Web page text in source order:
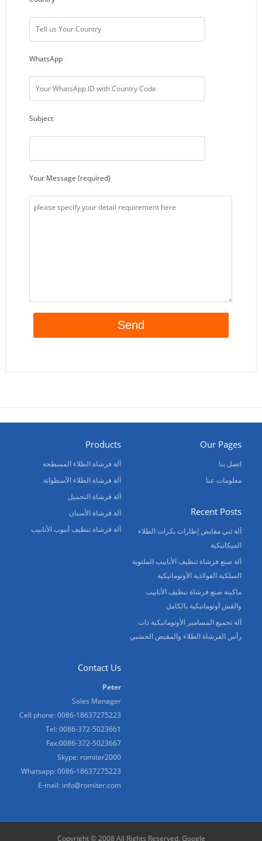
WhatsApp
Subject
Your Message (required)
Products
آلة فرشاة الطلاء المسطحة
آلة فرشاة الطلاء الأسطوانة
آلة فرشاة التجميل
آلة فرشاة الأسنان
آلة فرشاة تنظيف أنبوب الأنابيب
Our Pages
اتصل بنا
معلومات عنا
Recent Posts
آلة ثني مقابض إطارات بكرات الطلاء
الميكانيكية
آلة صنع فرشاة تنظيف الأنابيب الملتوية
السلكية الفولاذية الأوتوماتيكية
ماكينة صنع فرشاة تنظيف الأنابيب
والقش أوتوماتيكية بالكامل
آلة تجميع المسامير الأوتوماتيكية ذات
رأس الفرشاة الطلاء والمقبض الخشبي
Contact Us
Peter
Sales Manager
Cell phone: 0086-18637275223
Tel: 0086-372-5023661
Fax:0086-372-5023667
Skype: romiter2000
Whatsapp: 0086-18637275223
E-mail: info@romiter.com
Copyright © 2008 All Rights Reserved. Google